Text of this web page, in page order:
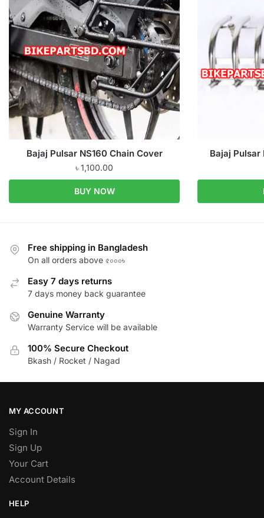
Bajaj Pulsar NS160 Chain Cover
৳ 1,100.00
BUY NOW
Bajaj Pulsar
Free shipping in Bangladesh
On all orders above ৫০০০৳
Easy 7 days returns
7 days money back guarantee
Genuine Warranty
Warranty Service will be available
100% Secure Checkout
Bkash / Rocket / Nagad
MY ACCOUNT
Sign In
Sign Up
Your Cart
Account Details
HELP